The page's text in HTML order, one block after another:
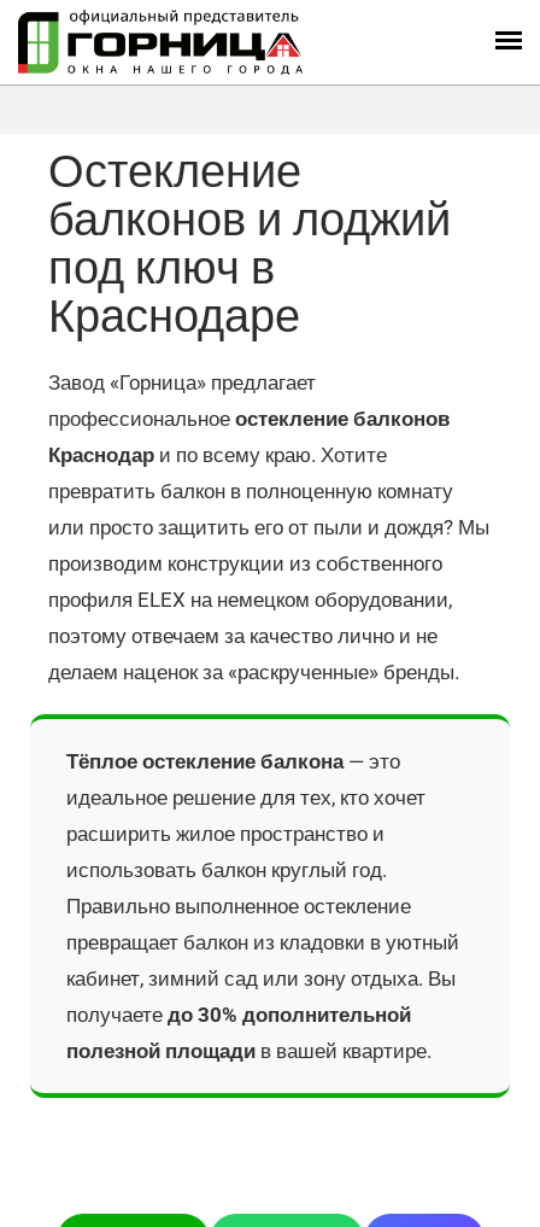
Остекление
балконов и лоджий
под ключ в
Краснодаре
Завод «Горница» предлагает
профессиональное остекление балконов
Краснодар и по всему краю. Хотите
превратить балкон в полноценную комнату
или просто защитить его от пыли и дождя? Мы
производим конструкции из собственного
профиля ELEX на немецком оборудовании,
поэтому отвечаем за качество лично и не
делаем наценок за «раскрученные» бренды.
Тёплое остекление балкона— это
идеальное решение для тех, кто хочет
расширить жилое пространство и
использовать балкон круглый год.
Правильно выполненное остекление
превращает балкон из кладовки в уютный
кабинет, зимний сад или зону отдыха. Вы
получаете до 30% дополнительной
полезной площади в вашей квартире.